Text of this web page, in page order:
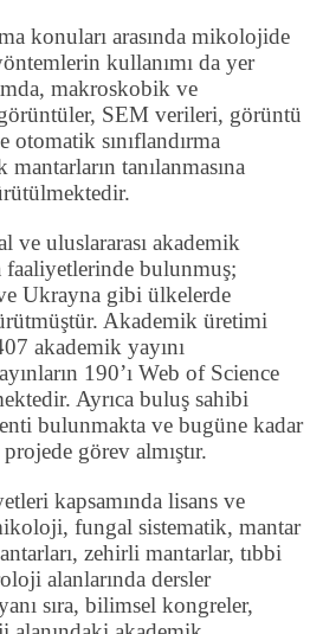
konuları arasında mikolojide
kullanımı da yer
makroskobik ve
SEM verileri, görüntü
otomatik sınıflandırma
tanılanmasına
ve uluslararası akademik
faaliyetlerinde bulunmuş;
Ukrayna gibi ülkelerde
Akademik üretimi
akademik yayını
190’ı Web of Science
Ayrıca buluş sahibi
bulunmakta ve bugüne kadar
görev almıştır.
kapsamında lisans ve
fungal sistematik, mantar
zehirli mantarlar, tıbbi
alanlarında dersler
sıra, bilimsel kongreler,